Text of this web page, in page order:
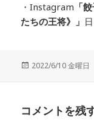
・Instagram 「
たちの王将》」
投
2022/6/10 金曜日
コメントを残